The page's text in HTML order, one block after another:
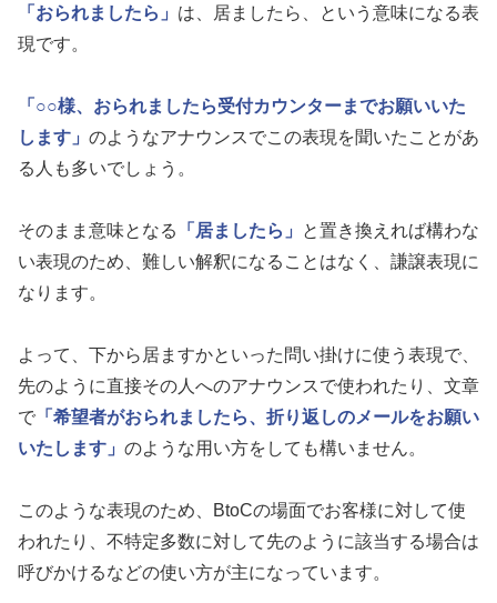
「おられましたら」 は、居ましたら、という意味になる表
現です。
「○○様、おられましたら受付カウンターまでお願いいた
します」 のようなアナウンスでこの表現を聞いたことがあ
る人も多いでしょう。
そのまま意味となる 「居ましたら」
と置き換えれば構わな
い表現のため、難しい解釈になることはなく、謙譲表現に
なります。
よって、下から居ますかといった問い掛けに使う表現で、
先のように直接その人へのアナウンスで使われたり、文章
で 「希望者がおられましたら、折り返しのメールをお願い
いたします」 のような用い方をしても構いません。
このような表現のため、BtoCの場面でお客様に対して使
われたり、不特定多数に対して先のように該当する場合は
呼びかけるなどの使い方が主になっています。